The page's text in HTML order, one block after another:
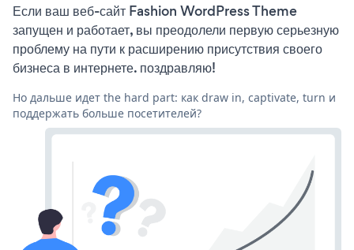
Если ваш веб-сайт Fashion WordPress Theme
запущен и работает, вы преодолели первую серьезную
проблему на пути к расширению присутствия своего
бизнеса в интернете. поздравляю!
Но дальше идет the hard part: как draw in, captivate, turn и
поддержать больше посетителей?